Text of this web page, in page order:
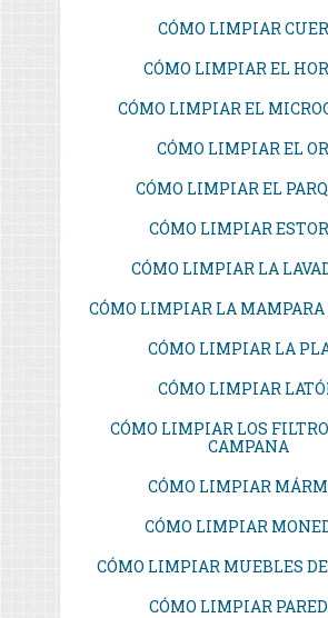
CÓMO LIMPIAR
CÓMO LIMPIAR EL
CÓMO LIMPIAR EL
CÓMO LIMPIAR EL
CÓMO LIMPIAR EL
CÓMO LIMPIAR
CÓMO LIMPIAR LA
CÓMO LIMPIAR LA MAMPARA
CÓMO LIMPIAR LA
CÓMO LIMPIAR
CÓMO LIMPIAR LOS
CAMPANA
CÓMO LIMPIAR
CÓMO LIMPIAR
CÓMO LIMPIAR MUEBLES
CÓMO LIMPIAR